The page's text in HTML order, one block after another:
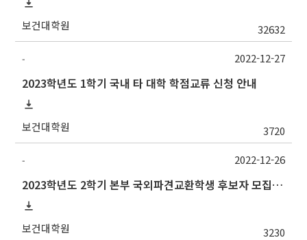
보건대학원 32632
-
2023학년도 1학기 국내 타 대학 학점교류 신청 안내
보건대학원 3720
2022-12-27
-
2023학년도 2학기 본부 국외파견교환학생 후보자 모집 안내
보건대학원 3230
2022-12-26